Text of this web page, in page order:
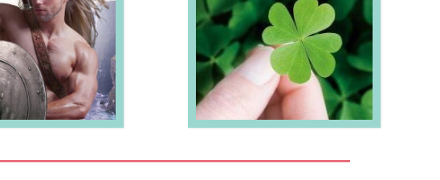
LEIA MAIS